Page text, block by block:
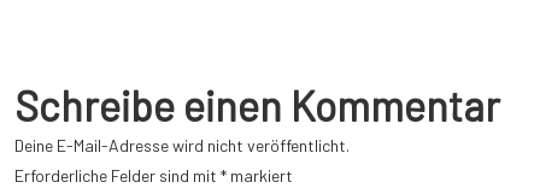
Schreibe einen Kommentar
Deine E-Mail-Adresse wird nicht veröffentlicht.
Erforderliche Felder sind mit * markiert